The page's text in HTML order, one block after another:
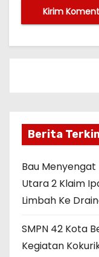
Berita
Bau Menyengat
Utara 2 Klaim
Limbah Ke
SMPN 42 Kota
Kegiatan